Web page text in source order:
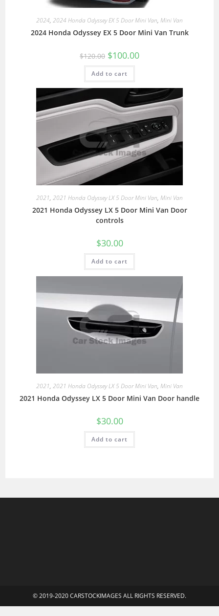
2024, 2024 Honda Odyssey EX 5 Door Mini Van, Mini Van
2024 Honda Odyssey EX 5 Door Mini Van Trunk
$120.00 $100.00
Add to cart
2021, 2021 Honda Odyssey LX 5 Door Mini Van, Mini Van
2021 Honda Odyssey LX 5 Door Mini Van Door
controls
$30.00
Add to cart
2021, 2021 Honda Odyssey LX 5 Door Mini Van, Mini Van
2021 Honda Odyssey LX 5 Door Mini Van Door handle
$30.00
Add to cart
© 2019-2020 CARSTOCKIMAGES ALL RIGHTS RESERVED.